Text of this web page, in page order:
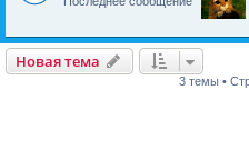
Новая тема
Новаятема
3 темы •